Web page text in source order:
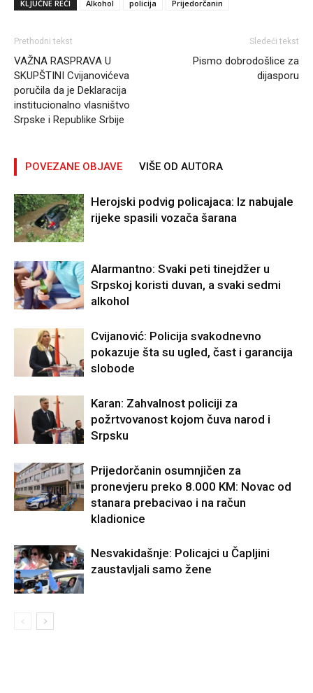
KLJUČNE REČI Alkohol policija Prijedorčanin
Prethodni tekst
VAŽNA RASPRAVA U
SKUPŠTINI Cvijanovićeva
poručila da je Deklaracija
institucionalno vlasništvo
Srpske i Republike Srbije
Sledeći tekst
Pismo dobrodošlice za
dijasporu
POVEZANE OBJAVE VIŠE OD AUTORA
Herojski podvig policajaca: Iz nabujale
rijeke spasili vozača šarana
Alarmantno: Svaki peti tinejdžer u
Srpskoj koristi duvan, a svaki sedmi
alkohol
Cvijanović: Policija svakodnevno
pokazuje šta su ugled, čast i garancija
slobode
Karan: Zahvalnost policiji za
požrtvovanost kojom čuva narod i
Srpsku
Prijedorčanin osumnjičen za
pronevjeru preko 8.000 KM: Novac od
stanara prebacivao i na račun
kladionice
Nesvakidašnje: Policajci u Čapljini
zaustavljali samo žene